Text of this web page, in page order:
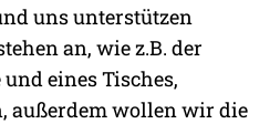
uns unterstützen
an, wie z.B. der
eines Tisches,
außerdem wollen wir die